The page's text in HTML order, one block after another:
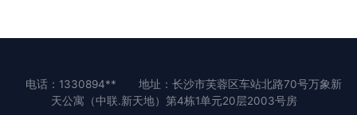
电话：1330894**
地址：长沙市芙蓉区车站北路70号万象新
天公寓（中联.新天地）第4栋1单元20层2003号房